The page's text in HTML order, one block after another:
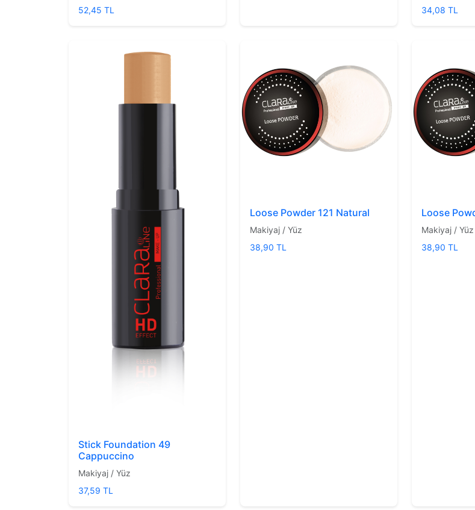
52,45 TL
34,08 TL
Stick Foundation 49
Cappuccino
Makiyaj / Yüz
37,59 TL
Loose Powder 121 Natural
Makiyaj / Yüz
38,90 TL
Loose
Makiyaj / Yüz
38,90 TL